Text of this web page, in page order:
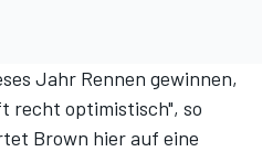
Jahr Rennen gewinnen,
recht optimistisch", so
Brown hier auf eine